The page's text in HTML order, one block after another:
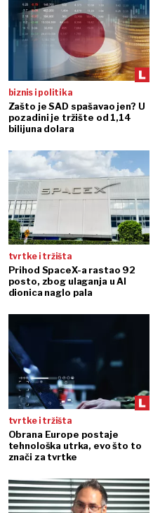
biznis i politika
Zašto je SAD spašavao jen? U
pozadini je tržište od 1,14
bilijuna dolara
tvrtke i tržišta
Prihod SpaceX-a rastao 92
posto, zbog ulaganja u AI
dionica naglo pala
tvrtke i tržišta
Obrana Europe postaje
tehnološka utrka, evo što to
znači za tvrtke